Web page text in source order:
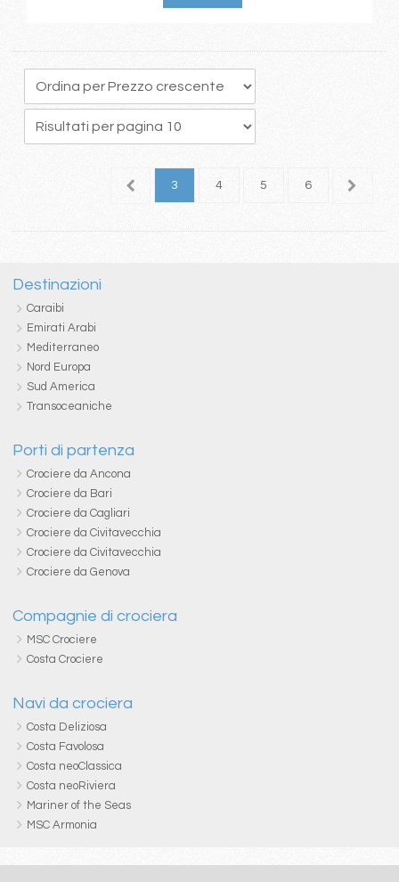
2 3 4 5 6 7
Destinazioni
Caraibi
Emirati Arabi
Mediterraneo
Nord Europa
Sud America
Transoceaniche
Porti di partenza
Crociere da Ancona
Crociere da Bari
Crociere da Cagliari
Crociere da Civitavecchia
Crociere da Civitavecchia
Crociere da Genova
Compagnie di crociera
MSC Crociere
Costa Crociere
Navi da crociera
Costa Deliziosa
Costa Favolosa
Costa neoClassica
Costa neoRiviera
Mariner of the Seas
MSC Armonia